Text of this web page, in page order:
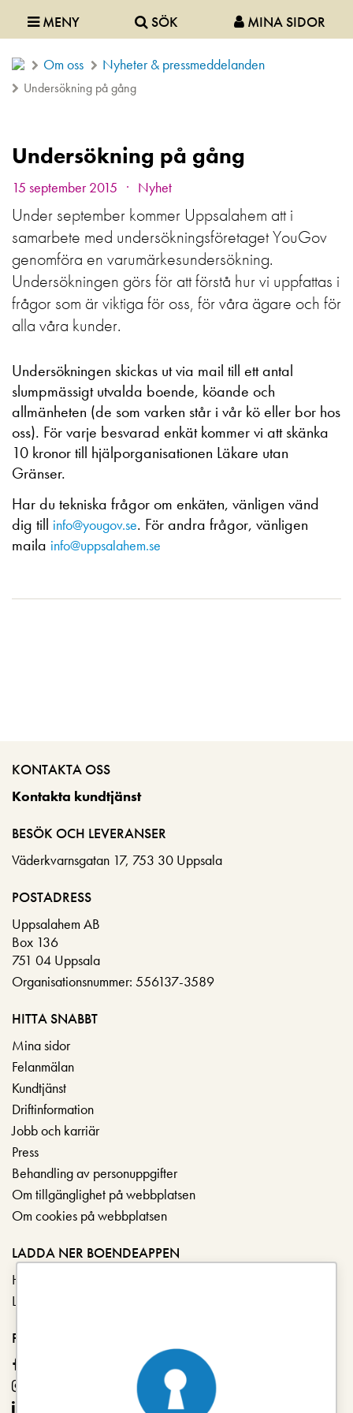
MENY SÖK MINA SIDOR
Om oss Nyheter & pressmeddelanden
Undersökning på gång
Undersökning på gång
15 september 2015 . Nyhet
Under september kommer Uppsalahem att i
samarbete med undersökningsföretaget YouGov
genomföra en varumärkesundersökning.
Undersökningen görs för att förstå hur vi uppfattas i
frågor som är viktiga för oss, för våra ägare och för
alla våra kunder.
Undersökningen skickas ut via mail till ett antal
slumpmässigt utvalda boende, köande och
allmänheten (de som varken står i vår kö eller bor hos
oss). För varje besvarad enkät kommer vi att skänka
10 kronor till hjälporganisationen Läkare utan
Gränser.
Har du tekniska frågor om enkäten, vänligen vänd
dig till info@yougov.se. För andra frågor, vänligen
maila info@uppsalahem.se
KONTAKTA OSS
Kontakta kundtjänst
BESÖK OCH LEVERANSER
Väderkvarnsgatan 17, 753 30 Uppsala
POSTADRESS
Uppsalahem AB
Box 136
751 04 Uppsala
Organisationsnummer: 556137-3589
HITTA SNABBT
Mina sidor
Felanmälan
Kundtjänst
Driftinformation
Jobb och karriär
Press
Behandling av personuppgifter
Om tillgänglighet på webbplatsen
Om cookies på webbplatsen
LADDA NER BOENDEAPPEN
Hämta i App Store
Ladda ner på Google Play
FÖLJ OSS